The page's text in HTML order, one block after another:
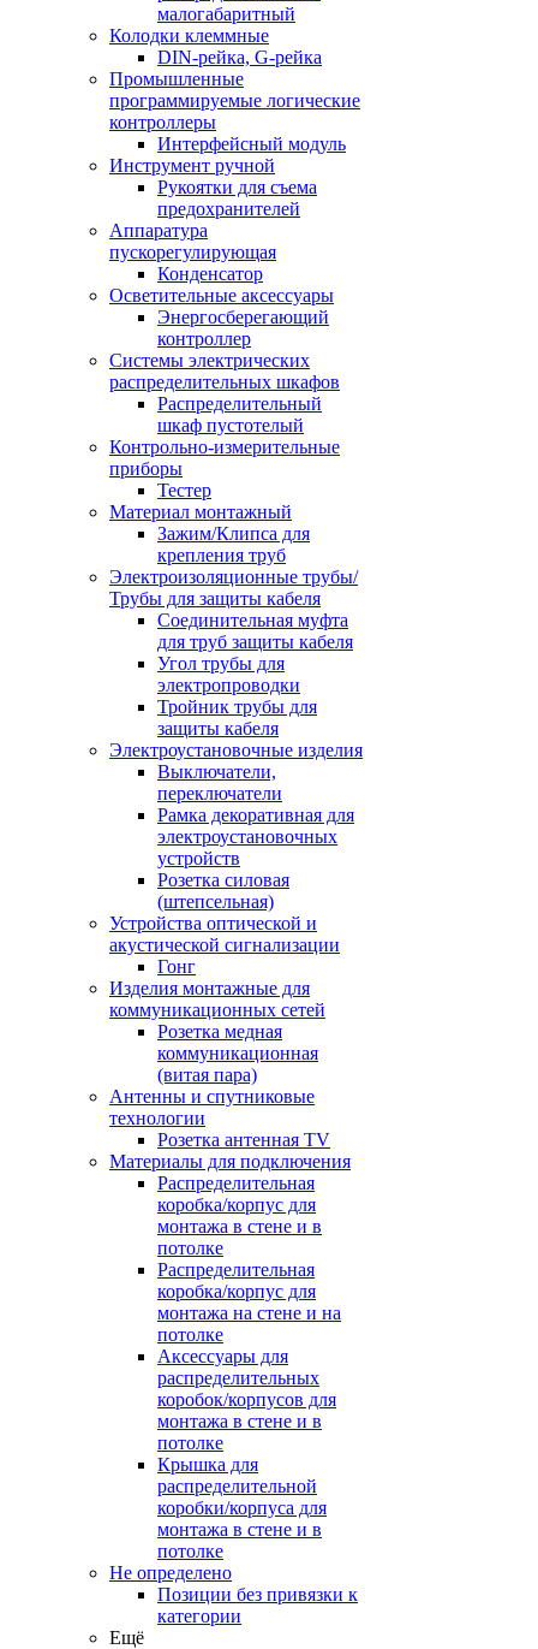
малогабаритный
Колодки клеммные
DIN-рейка, G-рейка
Промышленные
программируемые логические
контроллеры
Интерфейсный модуль
Инструмент ручной
Рукоятки для съема
предохранителей
Аппаратура
пускорегулирующая
Конденсатор
Осветительные аксессуары
Энергосберегающий
контроллер
Системы электрических
распределительных шкафов
Распределительный
шкаф пустотелый
Контрольно-измерительные
приборы
Тестер
Материал монтажный
Зажим/Клипса для
крепления труб
Электроизоляционные трубы/
Трубы для защиты кабеля
Соединительная муфта
для труб защиты кабеля
Угол трубы для
электропроводки
Тройник трубы для
защиты кабеля
Электроустановочные изделия
Выключатели,
переключатели
Рамка декоративная для
электроустановочных
устройств
Розетка силовая
(штепсельная)
Устройства оптической и
акустической сигнализации
Гонг
Изделия монтажные для
коммуникационных сетей
Розетка медная
коммуникационная
(витая пара)
Антенны и спутниковые
технологии
Розетка антенная TV
Материалы для подключения
Распределительная
коробка/корпус для
монтажа в стене и в
потолке
Распределительная
коробка/корпус для
монтажа на стене и на
потолке
Аксессуары для
распределительных
коробок/корпусов для
монтажа в стене и в
потолке
Крышка для
распределительной
коробки/корпуса для
монтажа в стене и в
потолке
Не определено
Позиции без привязки к
категории
Ещё